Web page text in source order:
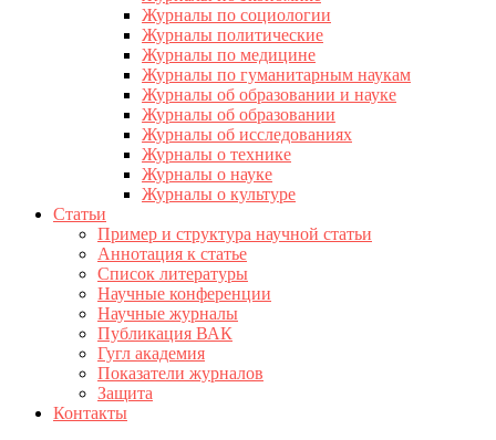
Журналы по социологии
Журналы политические
Журналы по медицине
Журналы по гуманитарным наукам
Журналы об образовании и науке
Журналы об образовании
Журналы об исследованиях
Журналы о технике
Журналы о науке
Журналы о культуре
Статьи
Пример и структура научной статьи
Аннотация к статье
Список литературы
Научные конференции
Научные журналы
Публикация ВАК
Гугл академия
Показатели журналов
Защита
Контакты